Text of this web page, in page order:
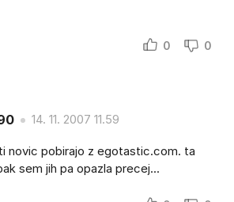
0 0
14. 11. 2007 11.59
novic pobirajo z egotastic.com. ta
sem jih pa opazla precej...